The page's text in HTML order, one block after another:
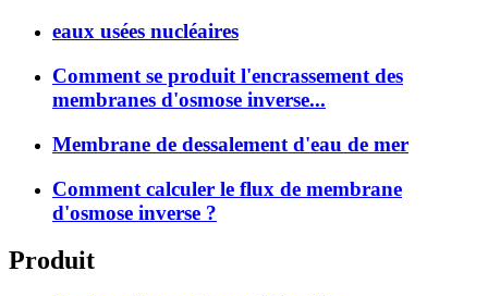
eaux usées nucléaires
Comment se produit l'encrassement des
membranes d'osmose inverse...
Membrane de dessalement d'eau de mer
Comment calculer le flux de membrane
d'osmose inverse ?
Produit